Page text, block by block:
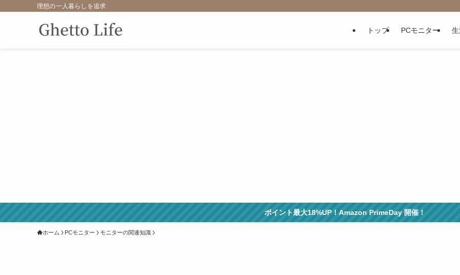
理想の一人暮らしを追求
トップ PCモニター
ポイント最大18%UP！Amazon PrimeDay 開催！
ホーム PCモニター モニターの関連知識